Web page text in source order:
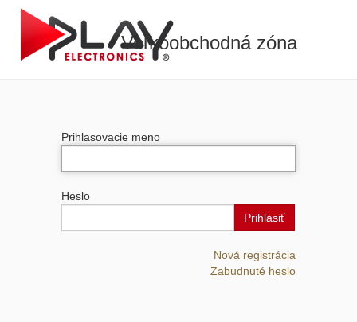
Veľkoobchodná zóna
Prihlasovacie meno
Heslo
Prihlásiť
Nová registrácia
Zabudnuté heslo